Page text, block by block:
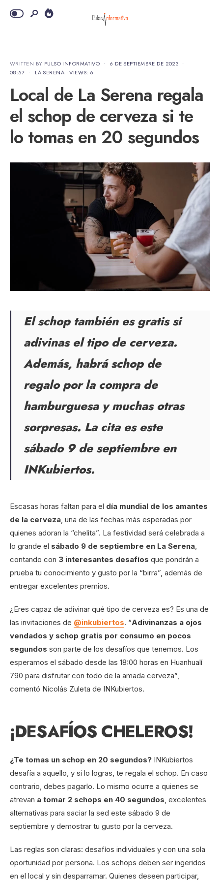
WRITTEN BY PULSO INFORMATIVO • 6 DE SEPTIEMBRE DE 2023 •
08:57 • LA SERENA •VIEWS: 6
Local de La Serena regala
el schop de cerveza si te
lo tomas en 20 segundos
El schop también es gratis si
adivinas el tipo de cerveza.
Además, habrá schop de
regalo por la compra de
hamburguesa y muchas otras
sorpresas. La cita es este
sábado 9 de septiembre en
INKubiertos.
Escasas horas faltan para el día mundial de los amantes
de la cerveza, una de las fechas más esperadas por
quienes adoran la “chelita”. La festividad será celebrada a
lo grande el sábado 9 de septiembre en La Serena,
contando con 3 interesantes desafíos que pondrán a
prueba tu conocimiento y gusto por la “birra”, además de
entregar excelentes premios.
¿Eres capaz de adivinar qué tipo de cerveza es? Es una de
las invitaciones de @inkubiertos. “Adivinanzas a ojos
vendados y schop gratis por consumo en pocos
segundos son parte de los desafíos que tenemos. Los
esperamos el sábado desde las 18:00 horas en Huanhualí
790 para disfrutar con todo de la amada cerveza”,
comentó Nicolás Zuleta de INKubiertos.
¡DESAFÍOS CHELEROS!
¿Te tomas un schop en 20 segundos? INKubiertos
desafía a aquello, y si lo logras, te regala el schop. En caso
contrario, debes pagarlo. Lo mismo ocurre a quienes se
atrevan a tomar 2 schops en 40 segundos, excelentes
alternativas para saciar la sed este sábado 9 de
septiembre y demostrar tu gusto por la cerveza.
Las reglas son claras: desafíos individuales y con una sola
oportunidad por persona. Los schops deben ser ingeridos
en el local y sin desparramar. Quienes deseen participar,